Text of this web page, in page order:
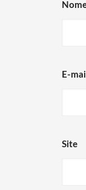
E-mail
Site